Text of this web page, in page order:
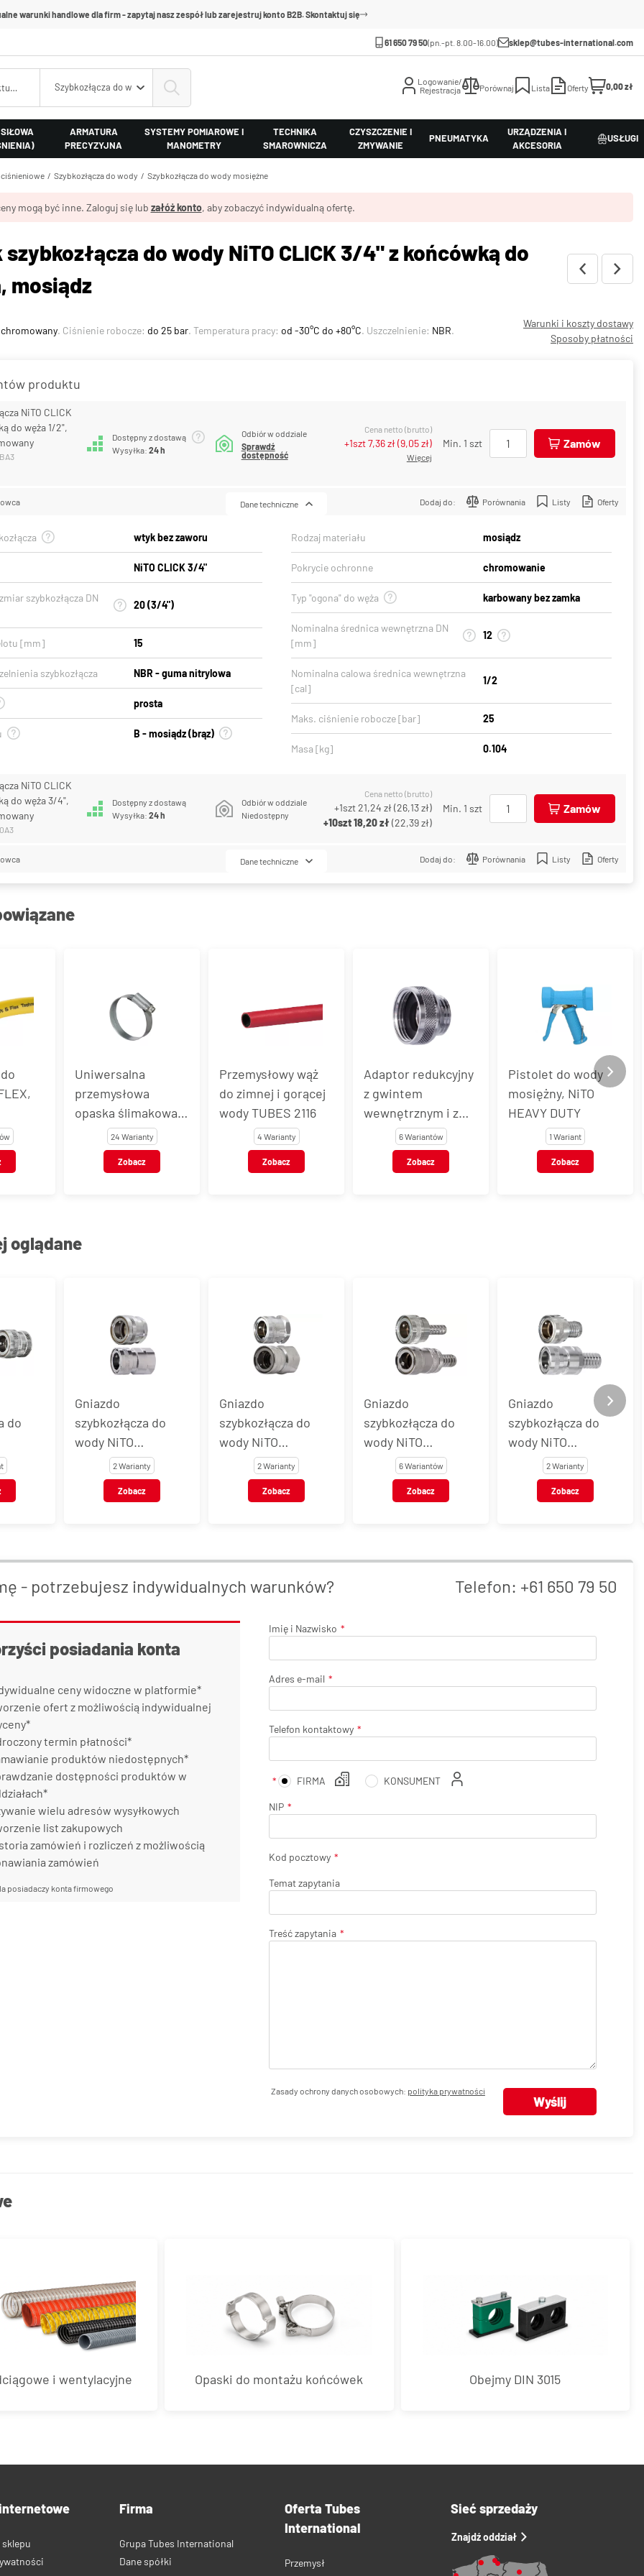
warunki handlowe dla firm - zapytaj nasz zespół lub zarejestruj konto B2B. Skontaktuj się
61 650 79 50(pn.-pt. 8.00-16.00) sklep@tubes-international.com
Szybkozłącza do wody mosiężne
Logowanie/
Rejestracja
Porównaj Lista Oferty 0,00 zł
ARMATURA
PRECYZYJNA
SYSTEMY POMIAROWE I
MANOMETRY
TECHNIKA
SMAROWNICZA
CZYSZCZENIE I
ZMYWANIE
PNEUMATYKA
URZĄDZENIA I
AKCESORIA
USŁUGI
Szybkozłącza do wody Szybkozłącza do wody mosiężne
mogą być inne. Zaloguj się lub załóż konto, aby zobaczyć indywidualną ofertę.
do wody NiTO CLICK 3/4" z końcówką do
mosiądz
. Ciśnienie robocze: do 25 bar. Temperatura pracy: od -30°C do +80°C. Uszczelnienie: NBR.
Warunki i koszty dostawy
Sposoby płatności
produktu
NiTO CLICK
do węża 1/2",
Dostępny z dostawą
Wysyłka:24 h
Odbiór w oddziale
Sprawdź
dostępność
Cena netto (brutto)
+1szt7,36 zł(9,05 zł)
Więcej
Min. 1 szt Zamów
Dodaj do: Porównania Listy Oferty
Dane techniczne
wtyk bez zaworu
NiTO CLICK 3/4"
szybkozłącza DN
20 (3/4")
[mm] 15
szybkozłącza NBR - guma nitrylowa
prosta
B - mosiądz (brąz)
Rodzaj materiału mosiądz
Pokrycie ochronne chromowanie
Typ "ogona" do węża karbowany bez zamka
Nominalna średnica wewnętrzna DN
[mm]
12
Nominalna calowa średnica wewnętrzna
[cal]
1/2
Maks. ciśnienie robocze [bar] 25
Masa [kg] 0.104
NiTO CLICK
do węża 3/4",
Dostępny z dostawą
Wysyłka:24 h
Odbiór w oddziale
Niedostępny
Cena netto (brutto)
+1szt21,24 zł(26,13 zł)
+10szt18,20 zł(22,39 zł)
Min. 1 szt Zamów
Dodaj do: Porównania Listy Oferty
Dane techniczne
stal
Przemysłowy wąż
do zimnej i gorącej
wody TUBES 2116
4 Warianty
Zobacz
Adaptor redukcyjny
z gwintem
wewnętrznym i z
gwintem
zewnętrznym,
mosiądz
6 Wariantów
Zobacz
Pistolet do wody
mosiężny, NiTO
HEAVY DUTY
1 Wariant
Zobacz
Uszczelniacz do
gwintów AN30-577,
tuba
1 Wariant
Zobacz
oglądane
do
z
BSP i
Gniazdo
szybkozłącza do
wody NiTO
ORIGINAL 3/4" z
gwintem
wewnętrznym BSP,
2 Warianty
Zobacz
Gniazdo
szybkozłącza do
wody NiTO
ORIGINAL 1" z
gwintem
wewnętrznym BSP,
2 Warianty
Zobacz
Gniazdo
szybkozłącza do
wody NiTO
ORIGINAL 1/2" z
końcówką do węża,
mosiądz
6 Wariantów
Zobacz
Gniazdo
szybkozłącza do
wody NiTO
ORIGINAL 3/4" z
końcówką do węża,
mosiądz
2 Warianty
Zobacz
- potrzebujesz indywidualnych warunków? Telefon: +61 650 79 50
posiadania konta
ceny widoczne w platformie*
ofert z możliwością indywidualnej
termin płatności*
produktów niedostępnych*
dostępności produktów w
wielu adresów wysyłkowych
list zakupowych
zamówień i rozliczeń z możliwością
zamówień
posiadaczy konta firmowego
Imię i Nazwisko
Adres e-mail
Telefon kontaktowy
FIRMA KONSUMENT
NIP
Kod pocztowy
Temat zapytania
Treść zapytania
Zasady ochrony danych osobowych: polityka prywatności
i wentylacyjne Opaski do montażu końcówek Obejmy DIN 3015
sklepu
Firma
Grupa Tubes International
Dane spółki
Oferta Tubes
International
Przemysł
Sieć sprzedaży
Znajdź oddział